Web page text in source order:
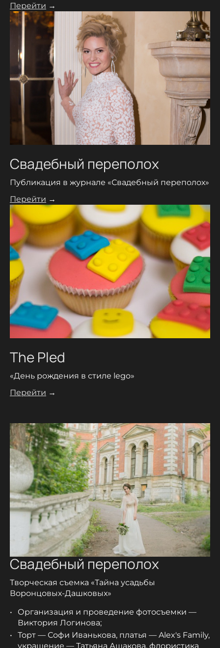
Перейти →
Свадебный переполох
Публикация в журнале «Свадебный переполох»
Перейти →
The Pled
«День рождения в стиле lego»
Перейти →
Свадебный переполох
Творческая съемка «Тайна усадьбы
Воронцовых-Дашковых»
Организация и проведение фотосъемки —
Виктория Логинова;
Торт — Софи Иванькова, платья — Alex's Family,
украшение — Татьяна Ашакова, флористика